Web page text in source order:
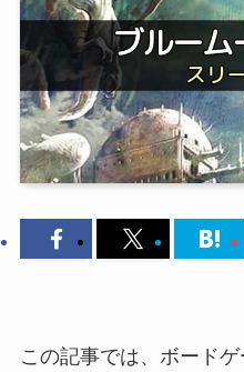
この記事では、ボード